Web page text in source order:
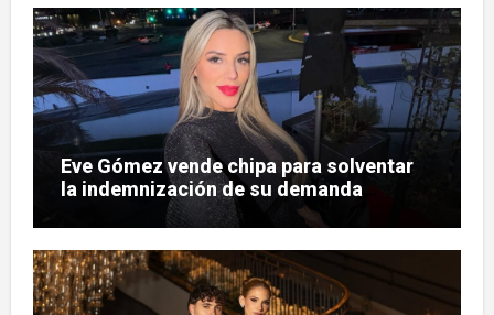
Eve Gómez vende chipa para solventar
la indemnización de su demanda